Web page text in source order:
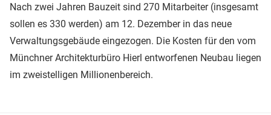
Nach zwei Jahren Bauzeit sind 270 Mitarbeiter (insgesamt
sollen es 330 werden) am 12. Dezember in das neue
Verwaltungsgebäude eingezogen. Die Kosten für den vom
Münchner Architekturbüro Hierl entworfenen Neubau liegen
im zweistelligen Millionenbereich.